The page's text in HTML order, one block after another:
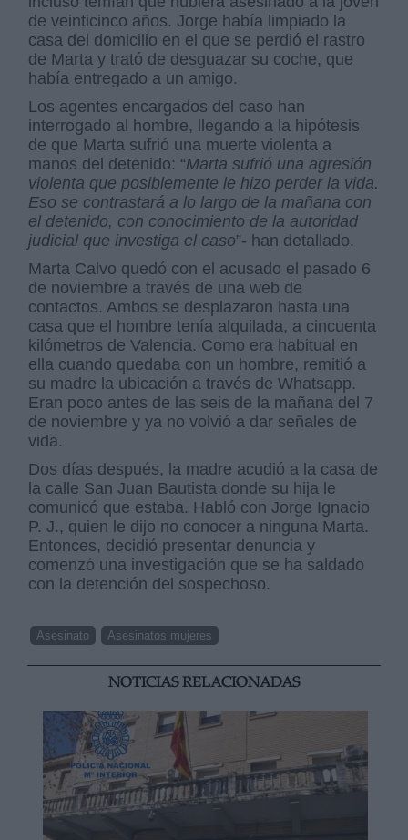
de veinticinco años. Jorge había limpiado la
casa del domicilio en el que se perdió el rastro
de Marta y trató de desguazar su coche, que
había entregado a un amigo.
Los agentes encargados del caso han
interrogado al hombre, llegando a la hipótesis
de que Marta sufrió una muerte violenta a
manos del detenido: “Marta sufrió una agresión
violenta que posiblemente le hizo perder la vida.
Eso se contrastará a lo largo de la mañana con
el detenido, con conocimiento de la autoridad
judicial que investiga el caso”- han detallado.
Marta Calvo quedó con el acusado el pasado 6
de noviembre a través de una web de
contactos. Ambos se desplazaron hasta una
casa que el hombre tenía alquilada, a cincuenta
kilómetros de Valencia. Como era habitual en
ella cuando quedaba con un hombre, remitió a
su madre la ubicación a través de Whatsapp.
Eran poco antes de las seis de la mañana del 7
de noviembre y ya no volvió a dar señales de
vida.
Dos días después, la madre acudió a la casa de
la calle San Juan Bautista donde su hija le
comunicó que estaba. Habló con Jorge Ignacio
P. J., quien le dijo no conocer a ninguna Marta.
Entonces, decidió presentar denuncia y
comenzó una investigación que se ha saldado
con la detención del sospechoso.
Asesinato Asesinatos mujeres
NOTICIAS RELACIONADAS